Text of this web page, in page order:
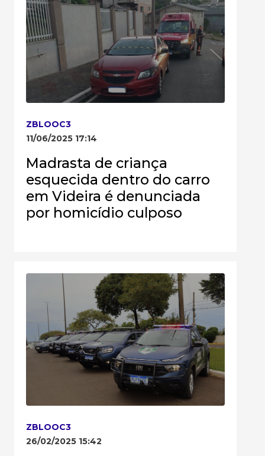
ZBLOOC3
11/06/2025 17:14
Madrasta de criança
esquecida dentro do carro
em Videira é denunciada
por homicídio culposo
ZBLOOC3
26/02/2025 15:42